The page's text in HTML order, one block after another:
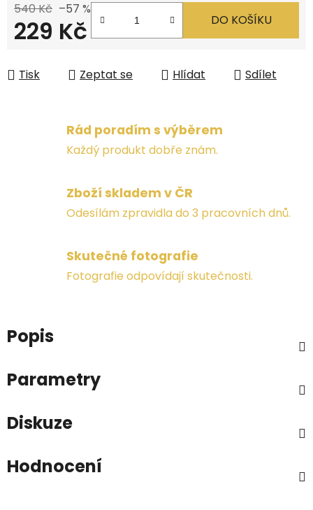
540 Kč –57 %
229 Kč DO KOŠÍKU
Tisk Zeptat se Hlídat Sdílet
Rád poradím s výběrem
Každý produkt dobře znám.
Zboží skladem v ČR
Odesílám zpravidla do 3 pracovních dnů.
Skutečné fotografie
Fotografie odpovídají skutečnosti.
Popis
Parametry
Diskuze
Hodnocení